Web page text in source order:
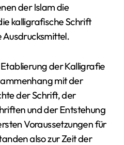
der Islam die
kalligrafische Schrift
Ausdrucksmittel.
der Kalligrafie
mit der
der Schrift, der
und der Entstehung
Voraussetzungen für
also zur Zeit der